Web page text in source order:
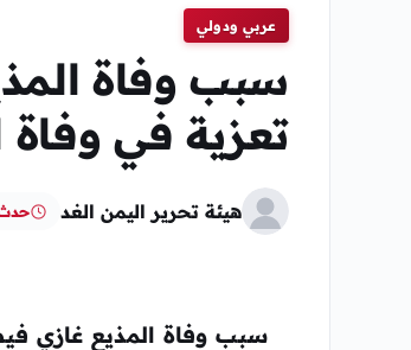
عربي ودولي
سبب وفاة
تعزية في وفاة
هيئة تحرير اليمن الغد
سبب وفاة المذيع غازي